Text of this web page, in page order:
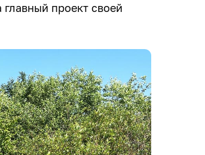
проект своей